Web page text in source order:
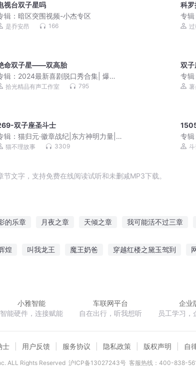
视台双子星吗
辑：暗区突围视频-小杰专区
是乔安昂 166
科
专辑
曲
命双子星——双高胎
辑： 2024最新喜剧脱口秀合集| 爆笑
宴，嗨翻一整年
拾光精品有声工作室 795
双子
专
双子座圣斗士
辑：猫归元·徽章战纪|东方神明力量|
血英雄|猫不理
猫不理故事 3309
专辑
绝世
文字，支持免费在线阅读试听和未删减MP3下载。
的乐章 月夜之章 天倾之章 我可能活不过三章
煌 叫我龙王 魔王奶爸 穿越红楼之黛玉驾到
小雅智能
智能硬件，连接赋能
车联网平台
自在出行，听我想听
企业
员工学习，
士 用户反馈 服务协议 隐私政策 版权声明 自
ALL Rights Reserved 沪ICP备13027243号 客服热线：400-838-